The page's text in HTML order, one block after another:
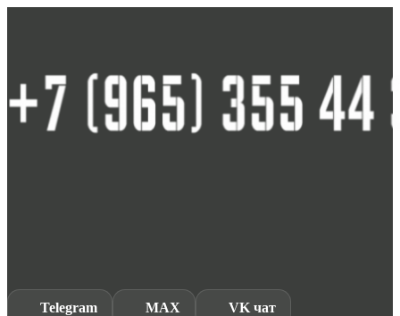
navigation
content
Telegram MAX VK чат